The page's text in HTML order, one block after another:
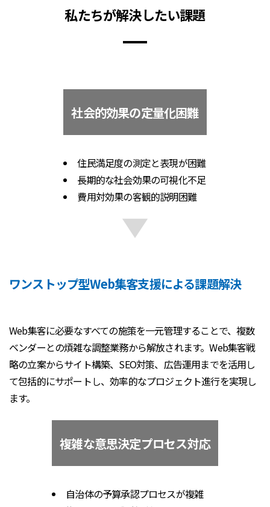
私たちが解決したい課題
社会的効果の定量化困難
住民満足度の測定と表現が困難
長期的な社会効果の可視化不足
費用対効果の客観的説明困難
ワンストップ型Web集客支援による課題解決
Web集客に必要なすべての施策を一元管理することで、複数
ベンダーとの煩雑な調整業務から解放されます。Web集客戦
略の立案からサイト構築、SEO対策、広告運用までを活用し
て包括的にサポートし、効率的なプロジェクト進行を実現し
ます。
複雑な意思決定プロセス対応
自治体の予算承認プロセスが複雑